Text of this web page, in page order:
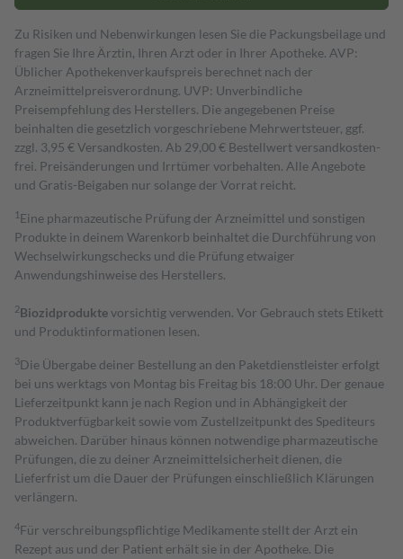
Zu Risiken und Nebenwirkungen lesen Sie die Packungsbeilage und
fragen Sie Ihre Ärztin, Ihren Arzt oder in Ihrer Apotheke. AVP:
Üblicher Apothekenverkaufspreis berechnet nach der
Arzneimittelpreisverordnung. UVP: Unverbindliche
Preisempfehlung des Herstellers. Die angegebenen Preise
beinhalten die gesetzlich vorgeschriebene Mehrwertsteuer, ggf.
zzgl. 3,95 € Versandkosten. Ab 29,00 € Bestell­wert versand­kosten­
frei. Preisänderungen und Irrtümer vorbehalten. Alle Angebote
und Gratis-Beigaben nur solange der Vorrat reicht.
1 Eine pharmazeutische Prüfung der Arzneimittel und sonstigen
Produkte in deinem Warenkorb beinhaltet die Durchführung von
Wechselwirkungschecks und die Prüfung etwaiger
Anwendungshinweise des Herstellers.
2Biozidproduktevorsichtig verwenden. Vor Gebrauch stets Etikett
und Produktinformationen lesen.
3Die Übergabe deiner Bestellung an den Paketdienstleister erfolgt
bei uns werktags von Montag bis Freitag bis 18:00 Uhr. Der genaue
Lieferzeitpunkt kann je nach Region und in Abhängigkeit der
Produktverfügbarkeit sowie vom Zustellzeitpunkt des Spediteurs
abweichen. Darüber hinaus können notwendige pharmazeutische
Prüfungen, die zu deiner Arzneimittelsicherheit dienen, die
Lieferfrist um die Dauer der Prüfungen einschließlich Klärungen
verlängern.
4Für verschreibungspflichtige Medikamente stellt der Arzt ein
Rezept aus und der Patient erhält sie in der Apotheke. Die